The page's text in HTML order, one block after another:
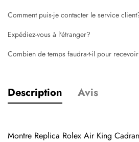
Comment puis-je contacter le service
Expédiez-vous à l'étranger?
Combien de temps faudra-t-il pour
Description Avis
Montre Replica Rolex Air King